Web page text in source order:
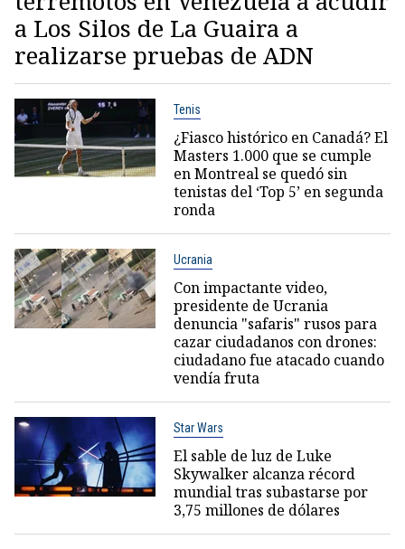
a Los Silos de La Guaira a
realizarse pruebas de ADN
Tenis
¿Fiasco histórico en Canadá? El
Masters 1.000 que se cumple
en Montreal se quedó sin
tenistas del ‘Top 5’ en segunda
ronda
Ucrania
Con impactante video,
presidente de Ucrania
denuncia "safaris" rusos para
cazar ciudadanos con drones:
ciudadano fue atacado cuando
vendía fruta
Star Wars
El sable de luz de Luke
Skywalker alcanza récord
mundial tras subastarse por
3,75 millones de dólares